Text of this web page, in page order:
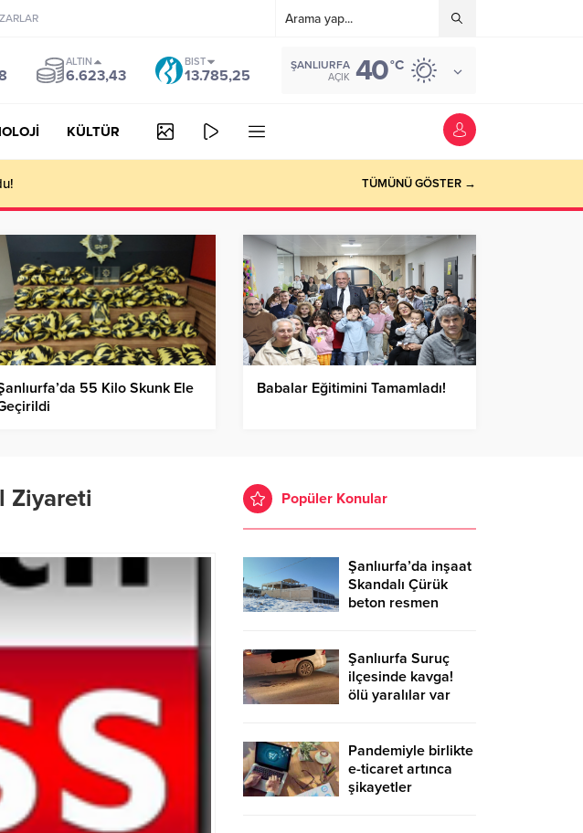
ALTIN
6.623,43
BIST
13.785,25
ŞANLIURFA
AÇIK 40°C
KÜLTÜR
Ulaştırıyor! TÜMÜNÜ GÖSTER →
55 Kilo Skunk Ele
Babalar Eğitimini Tamamladı!
Ziyareti Popüler Konular
Şanlıurfa’da inşaat
Skandalı Çürük
beton resmen
Şanlıurfa Suruç
ilçesinde kavga!
ölü yaralılar var
Pandemiyle birlikte
e-ticaret artınca
şikayetler